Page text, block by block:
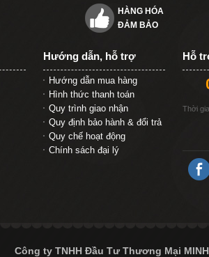
HÀNG HÓA
ĐẢM BẢO
Hướng dẫn, hỗ trợ
Hướng dẫn mua hàng
Hình thức thanh toán
Quy trình giao nhận
Quy định bảo hành & đổi trả
Quy chế hoạt động
Chính sách đại lý
Hỗ
Thời
Công ty TNHH Đầu Tư Thương Mại